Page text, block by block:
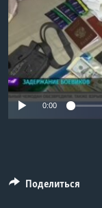
Learning English
СОЦИАЛЬНЫЕ СЕТИ
No
0:00
Поделиться